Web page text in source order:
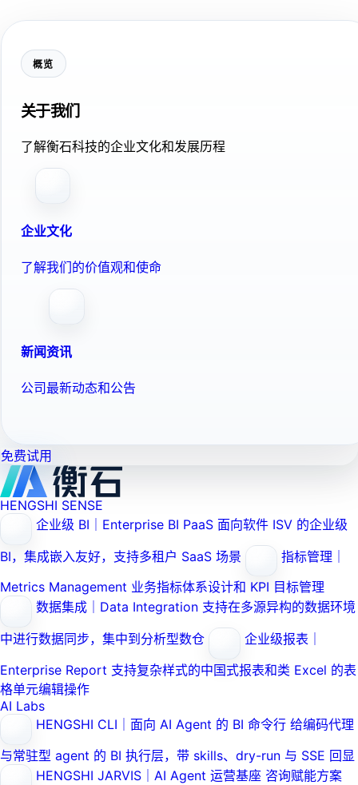
概览
关于我们
了解衡石科技的企业文化和发展历程
企业文化
了解我们的价值观和使命
新闻资讯
公司最新动态和公告
免费试用
HENGSHI SENSE
企业级 BI｜Enterprise BI PaaS 面向软件 ISV 的企业级
BI，集成嵌入友好，支持多租户 SaaS 场景
指标管理｜
Metrics Management 业务指标体系设计和 KPI 目标管理
数据集成｜Data Integration 支持在多源异构的数据环境
中进行数据同步，集中到分析型数仓
企业级报表｜
Enterprise Report 支持复杂样式的中国式报表和类 Excel 的表
格单元编辑操作
AI Labs
HENGSHI CLI｜面向 AI Agent 的 BI 命令行 给编码代理
与常驻型 agent 的 BI 执行层，带 skills、dry-run 与 SSE 回显
HENGSHI JARVIS｜AI Agent 运营基座 咨询赋能方案